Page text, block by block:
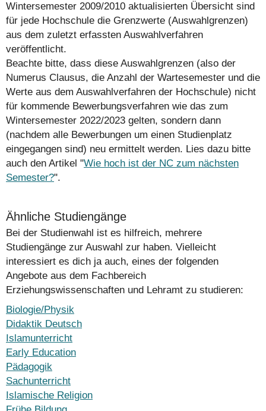
Wintersemester 2009/2010 aktualisierten Übersicht sind
für jede Hochschule die Grenzwerte (Auswahlgrenzen)
aus dem zuletzt erfassten Auswahlverfahren
veröffentlicht.
Beachte bitte, dass diese Auswahlgrenzen (also der
Numerus Clausus, die Anzahl der Wartesemester und die
Werte aus dem Auswahlverfahren der Hochschule) nicht
für kommende Bewerbungsverfahren wie das zum
Wintersemester 2022/2023 gelten, sondern dann
(nachdem alle Bewerbungen um einen Studienplatz
eingegangen sind) neu ermittelt werden. Lies dazu bitte
auch den Artikel "Wie hoch ist der NC zum nächsten
Semester?".
Ähnliche Studiengänge
Bei der Studienwahl ist es hilfreich, mehrere
Studiengänge zur Auswahl zur haben. Vielleicht
interessiert es dich ja auch, eines der folgenden
Angebote aus dem Fachbereich
Erziehungswissenschaften und Lehramt zu studieren:
Biologie/Physik
Didaktik Deutsch
Islamunterricht
Early Education
Pädagogik
Sachunterricht
Islamische Religion